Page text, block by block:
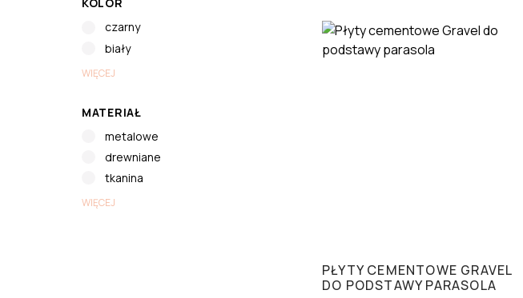
KOLOR
czarny
biały
WIĘCEJ
MATERIAŁ
metalowe
drewniane
tkanina
WIĘCEJ
PŁYTY CEMENTOWE GRAVEL
DO PODSTAWY PARASOLA